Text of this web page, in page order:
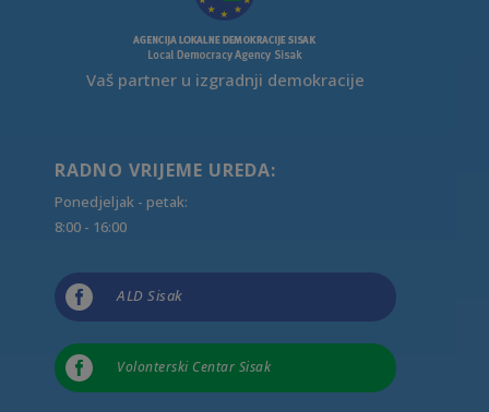
Vaš partner u izgradnji demokracije
RADNO VRIJEME UREDA:
Ponedjeljak - petak:
8:00 - 16:00
 ALD Sisak
 Volonterski Centar Sisak